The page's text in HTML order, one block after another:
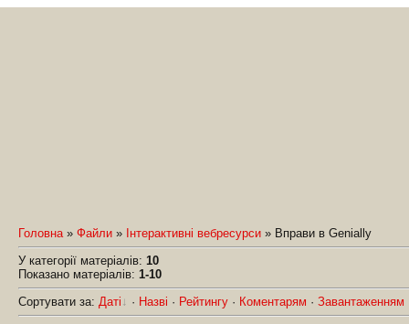
Головна» Файли » Інтерактивні вебресурси » Вправи в Genially
У категорії матеріалів: 10
Показано матеріалів: 1-10
Сортувати за: Даті · Назві · Рейтингу · Коментарям · Завантаженням